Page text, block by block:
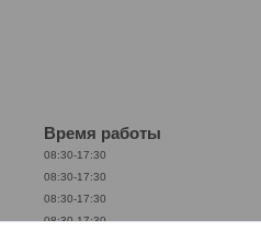
Время работы
08:30-17:30
08:30-17:30
08:30-17:30
08:30-17:30